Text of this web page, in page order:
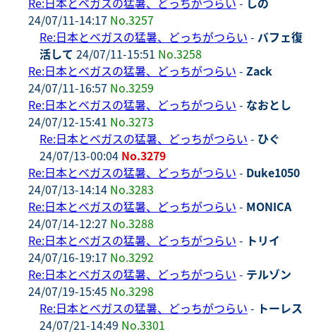
24/07/11-14:17 No.3257
Re:日本とベガスの猛暑、どっちがつらい - バフェ復
活して 24/07/11-15:51 No.3258
Re:日本とベガスの猛暑、どっちがつらい - Zack
24/07/11-16:57 No.3259
Re:日本とベガスの猛暑、どっちがつらい - なおとし
24/07/12-15:41 No.3273
Re:日本とベガスの猛暑、どっちがつらい - ひぐ
24/07/13-00:04 No.3279
Re:日本とベガスの猛暑、どっちがつらい - Duke1050
24/07/13-14:14 No.3283
Re:日本とベガスの猛暑、どっちがつらい - MONICA
24/07/14-12:27 No.3288
Re:日本とベガスの猛暑、どっちがつらい - トリイ
24/07/16-19:17 No.3292
Re:日本とベガスの猛暑、どっちがつらい - テルゾン
24/07/19-15:45 No.3298
Re:日本とベガスの猛暑、どっちがつらい - トーレス
24/07/21-14:49 No.3301